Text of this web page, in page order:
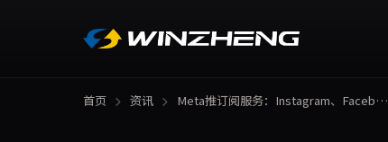
首页 资讯 Meta推订阅服务：Instagram、Faceb…